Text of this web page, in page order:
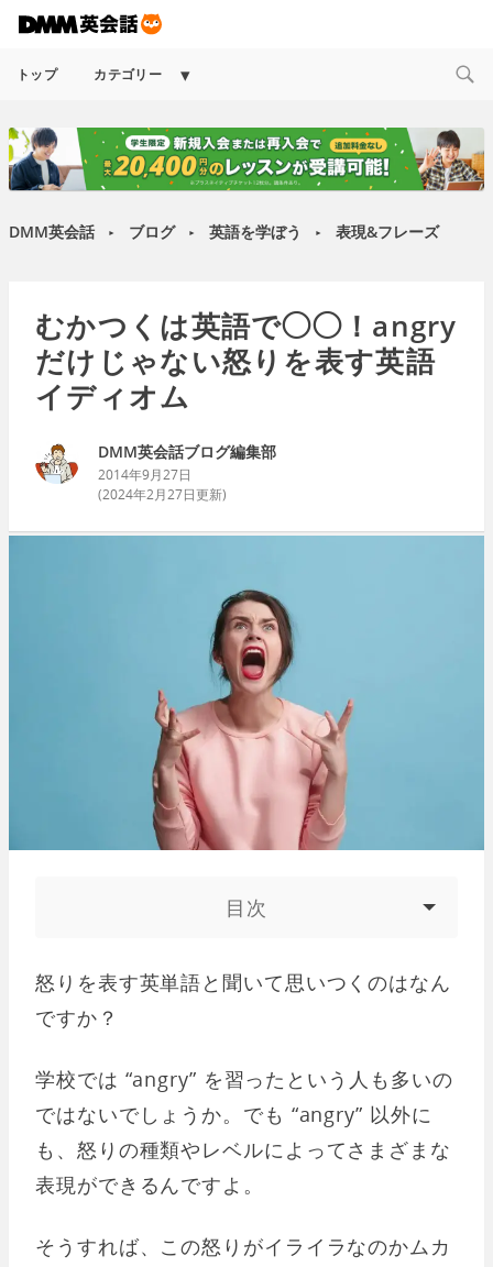
トップ カテゴリー
Expand
menu
DMM英会話 ► ブログ ► 英語を学ぼう ► 表現&フレーズ
むかつくは英語で◯◯！angry
だけじゃない怒りを表す英語
イディオム
DMM英会話ブログ編集部
2014年9月27日
(2024年2月27日更新)
目次
怒りを表す英単語と聞いて思いつくのはなん
ですか？
学校では “angry” を習ったという人も多いの
ではないでしょうか。でも “angry” 以外に
も、怒りの種類やレベルによってさまざまな
表現ができるんですよ。
そうすれば、この怒りがイライラなのかムカ